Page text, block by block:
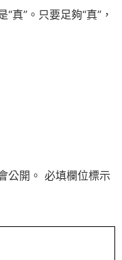
真”。只要足夠“真”，
公開。 必填欄位標示